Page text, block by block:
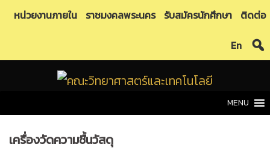
Skipหน่วยงานภายใน ราชมงคลพระนคร รับสมัครนักศึกษา ติดต่อ
En
MENU
เครื่องวัดความชื้นวัสดุ